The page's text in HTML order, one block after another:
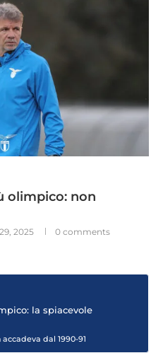
olimpico: non
2025
0 comments
la spiacevole
dal 1990-91